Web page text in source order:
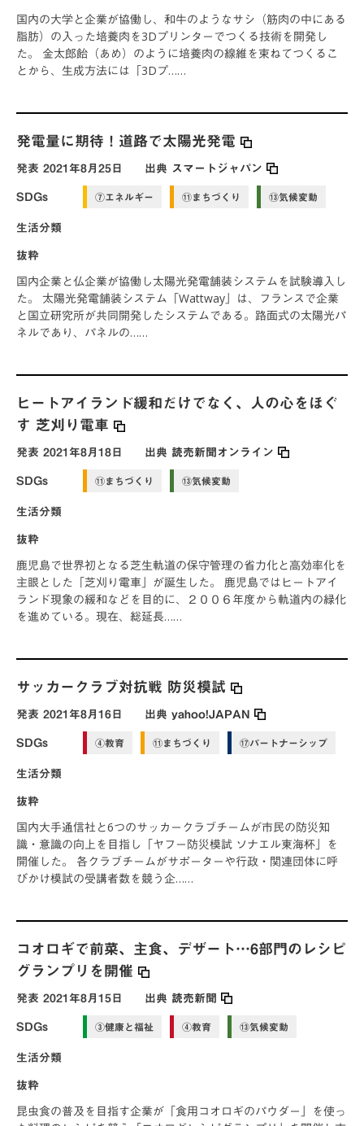
国内の大学と企業が協働し、和牛のようなサシ（筋肉の中にある
脂肪）の入った培養肉を3Dプリンターでつくる技術を開発し
た。 金太郎飴（あめ）のように培養肉の線維を束ねてつくるこ
とから、生成方法には「3Dプ……
発電量に期待！道路で太陽光発電
発表 2021年8月25日 出典 スマートジャパン
SDGs ⑦エネルギー ⑪まちづくり ⑬気候変動
生活分類
抜粋
国内企業と仏企業が協働し太陽光発電舗装システムを試験導入し
た。 太陽光発電舗装システム「Wattway」は、フランスで企業
と国立研究所が共同開発したシステムである。路面式の太陽光パ
ネルであり、パネルの……
ヒートアイランド緩和だけでなく、人の心をほぐ
す 芝刈り電車
発表 2021年8月18日 出典 読売新聞オンライン
SDGs ⑪まちづくり ⑬気候変動
生活分類
抜粋
鹿児島で世界初となる芝生軌道の保守管理の省力化と高効率化を
主眼とした「芝刈り電車」が誕生した。 鹿児島ではヒートアイ
ランド現象の緩和などを目的に、２００６年度から軌道内の緑化
を進めている。現在、総延長……
サッカークラブ対抗戦 防災模試
発表 2021年8月16日 出典yahoo!JAPAN
SDGs ④教育 ⑪まちづくり ⑰パートナーシップ
生活分類
抜粋
国内大手通信社と6つのサッカークラブチームが市民の防災知
識・意識の向上を目指し「ヤフー防災模試 ソナエル東海杯」を
開催した。 各クラブチームがサポーターや行政・関連団体に呼
びかけ模試の受講者数を競う企……
コオロギで前菜、主食、デザート…6部門のレシピ
グランプリを開催
発表 2021年8月15日 出典 読売新聞
SDGs ③健康と福祉 ④教育 ⑬気候変動
生活分類
抜粋
昆虫食の普及を目指す企業が「食用コオロギのパウダー」を使っ